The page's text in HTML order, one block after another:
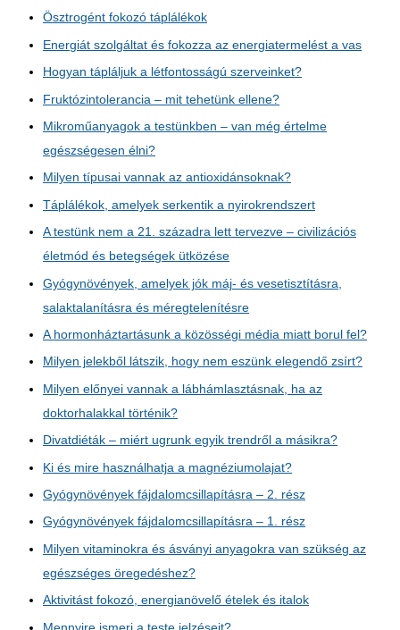
Ösztrogént fokozó táplálékok
Energiát szolgáltat és fokozza az energiatermelést a vas
Hogyan tápláljuk a létfontosságú szerveinket?
Fruktózintolerancia – mit tehetünk ellene?
Mikroműanyagok a testünkben – van még értelme
egészségesen élni?
Milyen típusai vannak az antioxidánsoknak?
Táplálékok, amelyek serkentik a nyirokrendszert
A testünk nem a 21. századra lett tervezve – civilizációs
életmód és betegségek ütközése
Gyógynövények, amelyek jók máj- és vesetisztításra,
salaktalanításra és méregtelenítésre
A hormonháztartásunk a közösségi média miatt borul fel?
Milyen jelekből látszik, hogy nem eszünk elegendő zsírt?
Milyen előnyei vannak a lábhámlasztásnak, ha az
doktorhalakkal történik?
Divatdiéták – miért ugrunk egyik trendről a másikra?
Ki és mire használhatja a magnéziumolajat?
Gyógynövények fájdalomcsillapításra – 2. rész
Gyógynövények fájdalomcsillapításra – 1. rész
Milyen vitaminokra és ásványi anyagokra van szükség az
egészséges öregedéshez?
Aktivitást fokozó, energianövelő ételek és italok